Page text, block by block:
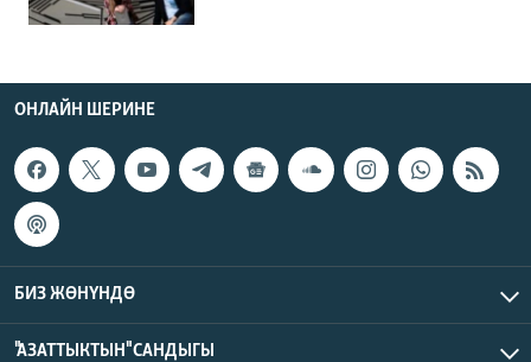
ОНЛАЙН ШЕРИНЕ
БИЗ ЖӨНҮНДӨ
"АЗАТТЫКТЫН" САНДЫГЫ